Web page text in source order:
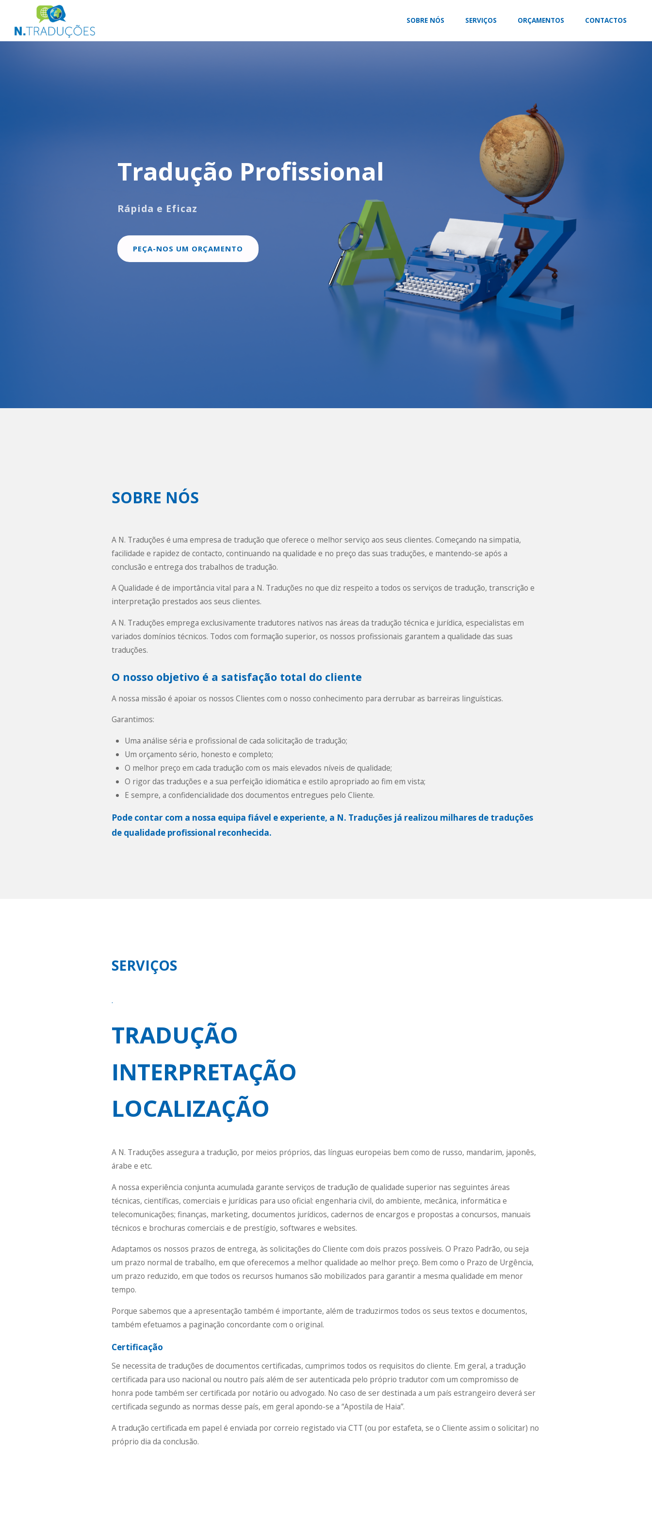
SOBRE NÓS SERVIÇOS ORÇAMENTOS CONTACTOS
Tradução Profissional
Rápida e Eficaz
PEÇA-NOS UM ORÇAMENTO
SOBRE NÓS
A N. Traduções é umaempresa de tradução que oferece o melhor serviço aos seus clientes. Começando na simpatia,
facilidade e rapidez de contacto, continuando na qualidade e no preço das suas traduções, e mantendo-se após a
conclusão e entrega dos trabalhos de tradução.
A Qualidade é de importância vital para a N. Traduções no que diz respeito a todos os serviços de tradução, transcrição e
interpretação prestados aos seus clientes.
A N. Traduções emprega exclusivamente tradutores nativos nas áreas da tradução técnica e jurídica, especialistas em
variados domínios técnicos. Todos com formação superior, os nossos profissionais garantem a qualidade das suas
traduções.
O nosso objetivo é a satisfação total do cliente
A nossa missão é apoiar os nossos Clientes com o nosso conhecimento para derrubar as barreiras linguísticas.
Garantimos:
Uma análise séria e profissional de cada solicitação de tradução;
Um orçamento sério, honesto e completo;
O melhor preço em cada tradução com os mais elevados níveis de qualidade;
O rigor das traduções e a sua perfeição idiomática e estilo apropriado ao fim em vista;
E sempre, a confidencialidade dos documentos entregues pelo Cliente.
Pode contar com a nossa equipa fiável e experiente, a N. Traduções já realizou milhares de traduções
de qualidade profissional reconhecida.
SERVIÇOS
.
TRADUÇÃO
INTERPRETAÇÃO
LOCALIZAÇÃO
A N. Traduções assegura a tradução, por meios próprios, das línguas europeias bem como de russo, mandarim, japonês,
árabe e etc.
A nossa experiência conjunta acumulada garante serviços de tradução de qualidade superior nas seguintes áreas
técnicas, científicas, comerciais e jurídicas para uso oficial: engenharia civil, do ambiente, mecânica, informática e
telecomunicações; finanças, marketing, documentos jurídicos, cadernos de encargos e propostas a concursos, manuais
técnicos e brochuras comerciais e de prestígio, softwares e websites.
Adaptamos os nossos prazos de entrega, às solicitações do Cliente com dois prazos possíveis. O Prazo Padrão, ou seja
um prazo normal de trabalho, em que oferecemos a melhor qualidade ao melhor preço. Bem como o Prazo de Urgência,
um prazo reduzido, em que todos os recursos humanos são mobilizados para garantir a mesma qualidade em menor
tempo.
Porque sabemos que a apresentação também é importante, além de traduzirmos todos os seus textos e documentos,
também efetuamos a paginação concordante com o original.
Certificação
Se necessita de traduções de documentos certificadas, cumprimos todos os requisitos do cliente. Em geral, a tradução
certificada para uso nacional ou noutro país além de ser autenticada pelo próprio tradutor com um compromisso de
honra pode também ser certificada por notário ou advogado. No caso de ser destinada a um país estrangeiro deverá ser
certificada segundo as normas desse país, em geral apondo-se a “Apostila de Haia”.
A tradução certificada em papel é enviada por correio registado via CTT (ou por estafeta, se o Cliente assim o solicitar) no
próprio dia da conclusão.